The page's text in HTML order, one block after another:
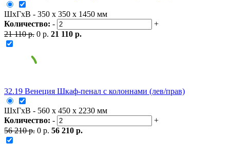
ШxГxВ - 350 x 350 x 1450 мм
Количество: -
+
21 110 р. 0 р. 21 110 р.
32.19 Венеция Шкаф-пенал с колоннами (лев/прав)
ШxГxВ - 560 x 450 x 2230 мм
Количество: -
+
56 210 р. 0 р. 56 210 р.